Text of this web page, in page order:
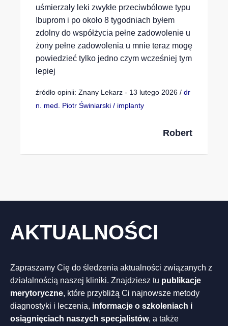
uśmierzały leki zwykłe przeciwbólowe typu
Ibuprom i po około 8 tygodniach byłem
zdolny do współżycia pełne zadowolenie u
żony pełne zadowolenia u mnie teraz mogę
powiedzieć tylko jedno czym wcześniej tym
lepiej
źródło opinii: Znany Lekarz - 13 lutego 2026 / dr
n. med. Piotr Świniarski / implanty
Robert
AKTUALNOŚCI
Zapraszamy Cię do śledzenia aktualności związanych z
działalnością naszej kliniki. Znajdziesz tu publikacje
merytoryczne, które przybliżą Ci najnowsze metody
diagnostyki i leczenia, informacje o szkoleniach i
osiągnięciach naszych specjalistów, a także